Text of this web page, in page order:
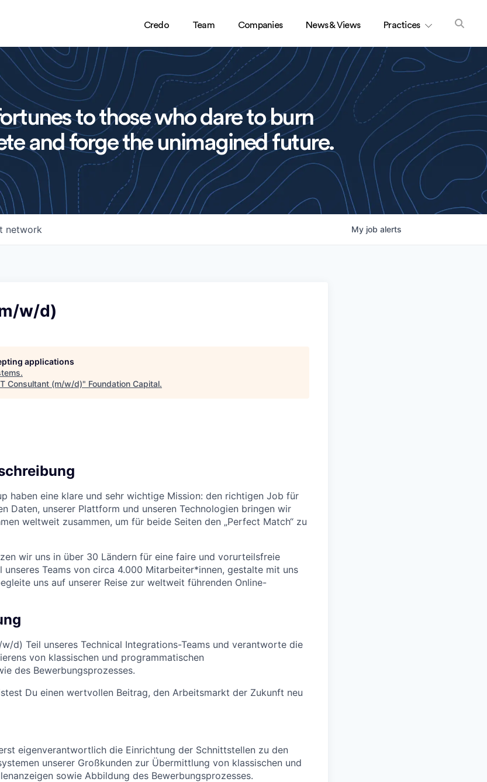
Credo Team Companies News & Views Practices
to those who dare to burn
and forge the unimagined future.
network My job alerts
w/d)
applications
.
Consultant (m/w/d)" Foundation Capital.
haben eine klare und sehr wichtige Mission: den richtigen Job für
Daten, unserer Plattform und unseren Technologien bringen wir
weltweit zusammen, um für beide Seiten den „Perfect Match“ zu
wir uns in über 30 Ländern für eine faire und vorurteilsfreie
unseres Teams von circa 4.000 Mitarbeiter*innen, gestalte mit uns
uns auf unserer Reise zur weltweit führenden Online-
d) Teil unseres Technical Integrations-Teams und verantworte die
von klassischen und programmatischen
des Bewerbungsprozesses.
Du einen wertvollen Beitrag, den Arbeitsmarkt der Zukunft neu
eigenverantwortlich die Einrichtung der Schnittstellen zu den
unserer Großkunden zur Übermittlung von klassischen und
sowie Abbildung des Bewerbungsprozesses.